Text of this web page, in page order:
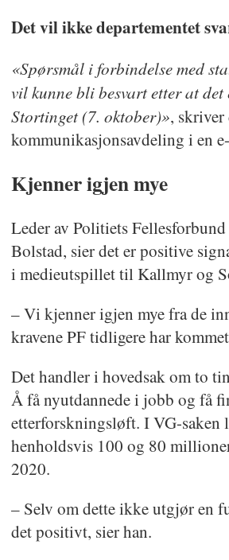
Det vil ikke departementet
«Spørsmål i forbindelse med
vil kunne bli besvart etter at
Stortinget (7. oktober)», skriver
kommunikasjonsavdeling i en
Kjenner igjen mye
Leder av Politiets
Bolstad, sier det er positive
i medieutspillet til Kallmyr og
– Vi kjenner igjen mye fra de
kravene PF tidligere har
Det handler i hovedsak om to
Å få nyutdannede i jobb og få
etterforskningsløft. I VG-saken
henholdsvis 100 og 80
2020.
– Selv om dette ikke utgjør en
det positivt, sier han.